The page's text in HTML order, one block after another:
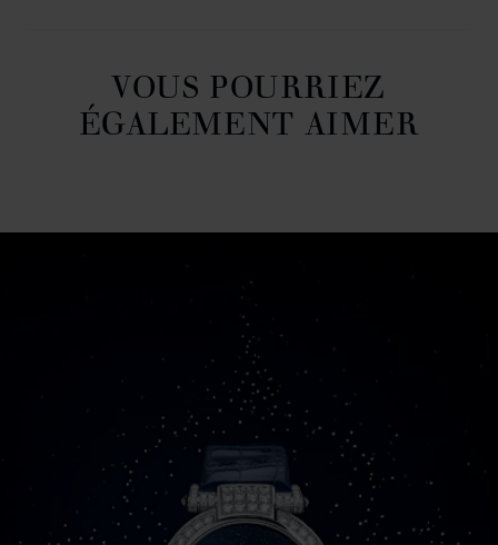
VOUS POURRIEZ
ÉGALEMENT AIMER